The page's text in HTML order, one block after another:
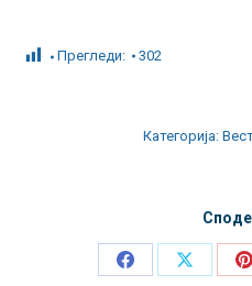
Прегледи: 302
Категорија:
Share
Share